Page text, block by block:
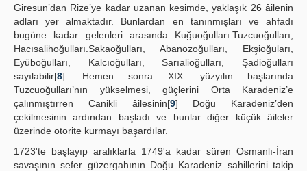
Giresun’dan Rize’ye kadar uzanan kesimde, yaklaşık 26 âilenin
adları yer almaktadır. Bunlardan en tanınmışları ve ahfadı
bugüne kadar gelenleri arasında Kuğuoğulları.Tuzcuoğulları,
Hacısalihoğulları.Sakaoğulları, Abanozoğulları, Ekşioğuları,
Eyüboğulları, Kalcıoğulları, Sarıalioğulları, Şadioğulları
sayılabilir[8]. Hemen sonra XIX. yüzyılın başlarında
Tuzcuoğulları’nın yükselmesi, güçlerini Orta Karadeniz’e
çalınmıştırren Canikli âilesinin[9] Doğu Karadeniz’den
çekilmesinin ardından başladı ve bunlar diğer küçük âileler
üzerinde otorite kurmayı başardılar.
1723'te başlayıp aralıklarla 1749'a kadar süren Osmanlı-İran
savaşının sefer güzergahının Doğu Karadeniz sahillerini takip